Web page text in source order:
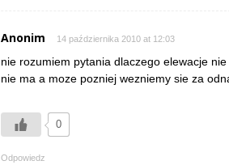
Anonim 14 października 2010 at 12:03
nie rozumiem pytania dlaczego elewacje
nie ma a moze pozniej wezniemy sie za
0
Odpowiedz